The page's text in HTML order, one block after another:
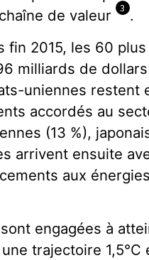
de valeur 3 .
fin 2015, les 60
milliards de
uniennes restent
accordés au
(13 %),
arrivent ensuite
aux
engagées à
trajectoire 1,5°C